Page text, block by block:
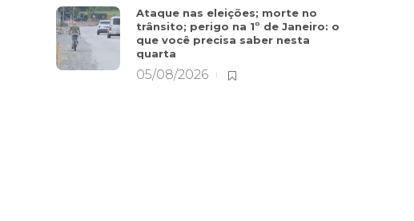
Ataque nas eleições; morte no
trânsito; perigo na 1º de Janeiro: o
que você precisa saber nesta
quarta
05/08/2026